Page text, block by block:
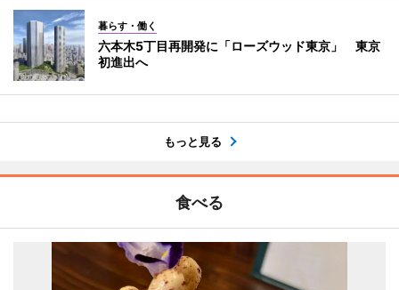
暮らす・働く
六本木5丁目再開発に「ローズウッド東京」 東京
初進出へ
もっと見る
食べる